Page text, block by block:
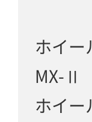
ホイ
MX-Ⅱ
ホイ